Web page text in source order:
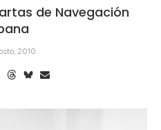
de Navegación
2010